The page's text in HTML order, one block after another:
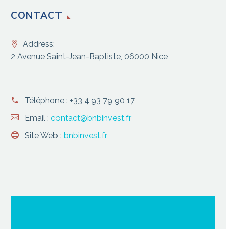
CONTACT
Address:
2 Avenue Saint-Jean-Baptiste, 06000 Nice
Téléphone : +33 4 93 79 90 17
Email : contact@bnbinvest.fr
Site Web : bnbinvest.fr